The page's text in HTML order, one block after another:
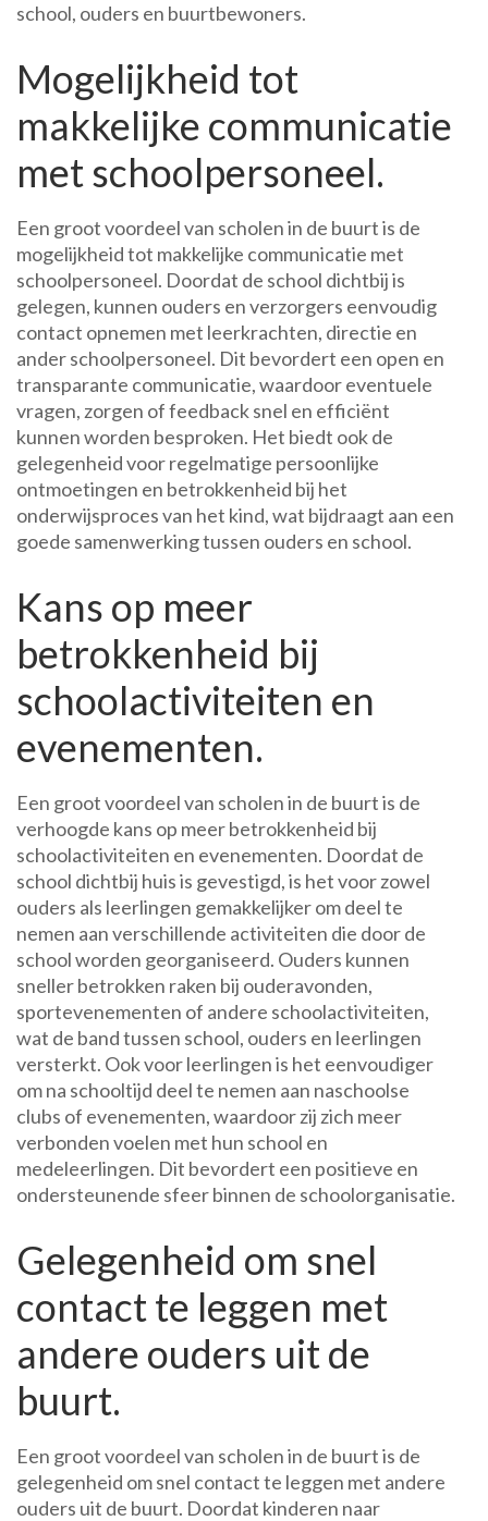
school, ouders en buurtbewoners.
Mogelijkheid tot
makkelijke communicatie
met schoolpersoneel.
Een groot voordeel van scholen in de buurt is de
mogelijkheid tot makkelijke communicatie met
schoolpersoneel. Doordat de school dichtbij is
gelegen, kunnen ouders en verzorgers eenvoudig
contact opnemen met leerkrachten, directie en
ander schoolpersoneel. Dit bevordert een open en
transparante communicatie, waardoor eventuele
vragen, zorgen of feedback snel en efficiënt
kunnen worden besproken. Het biedt ook de
gelegenheid voor regelmatige persoonlijke
ontmoetingen en betrokkenheid bij het
onderwijsproces van het kind, wat bijdraagt aan een
goede samenwerking tussen ouders en school.
Kans op meer
betrokkenheid bij
schoolactiviteiten en
evenementen.
Een groot voordeel van scholen in de buurt is de
verhoogde kans op meer betrokkenheid bij
schoolactiviteiten en evenementen. Doordat de
school dichtbij huis is gevestigd, is het voor zowel
ouders als leerlingen gemakkelijker om deel te
nemen aan verschillende activiteiten die door de
school worden georganiseerd. Ouders kunnen
sneller betrokken raken bij ouderavonden,
sportevenementen of andere schoolactiviteiten,
wat de band tussen school, ouders en leerlingen
versterkt. Ook voor leerlingen is het eenvoudiger
om na schooltijd deel te nemen aan naschoolse
clubs of evenementen, waardoor zij zich meer
verbonden voelen met hun school en
medeleerlingen. Dit bevordert een positieve en
ondersteunende sfeer binnen de schoolorganisatie.
Gelegenheid om snel
contact te leggen met
andere ouders uit de
buurt.
Een groot voordeel van scholen in de buurt is de
gelegenheid om snel contact te leggen met andere
ouders uit de buurt. Doordat kinderen naar